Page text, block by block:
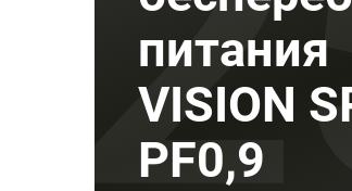
питания
VISION
PF0,9